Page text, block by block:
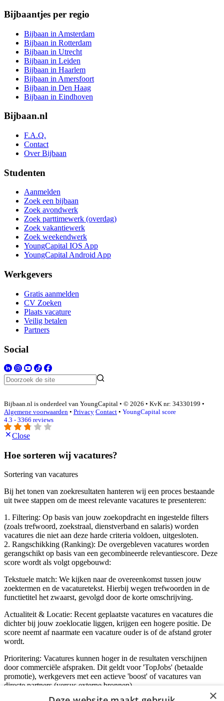
Bijbaantjes per regio
Bijbaan in Amsterdam
Bijbaan in Rotterdam
Bijbaan in Utrecht
Bijbaan in Leiden
Bijbaan in Haarlem
Bijbaan in Amersfoort
Bijbaan in Den Haag
Bijbaan in Eindhoven
Bijbaan.nl
F.A.Q.
Contact
Over Bijbaan
Studenten
Aanmelden
Zoek een bijbaan
Zoek avondwerk
Zoek parttimewerk (overdag)
Zoek vakantiewerk
Zoek weekendwerk
YoungCapital IOS App
YoungCapital Android App
Werkgevers
Gratis aanmelden
CV Zoeken
Plaats vacature
Veilig betalen
Partners
Social
Bijbaan.nl is onderdeel van YoungCapital • © 2026 • KvK nr: 34330199 •
Algemene voorwaarden • Privacy Contact • YoungCapital score
4.3 - 3366 reviews
Close
Hoe sorteren wij vacatures?
Sortering van vacatures
Bij het tonen van zoekresultaten hanteren wij een proces bestaande
uit twee stappen om de meest relevante vacatures te presenteren:
1. Filtering: Op basis van jouw zoekopdracht en ingestelde filters
(zoals trefwoord, zoekstraal, dienstverband en salaris) worden
vacatures die niet aan deze harde criteria voldoen, uitgesloten.
2. Rangschikking (Ranking): De overgebleven vacatures worden
gerangschikt op basis van een gecombineerde relevantiescore. Deze
score wordt als volgt opgebouwd:
Tekstuele match: We kijken naar de overeenkomst tussen jouw
zoektermen en de vacaturetekst. Hierbij wegen trefwoorden in de
functietitel het zwaarst, gevolgd door de korte omschrijving.
Actualiteit & Locatie: Recent geplaatste vacatures en vacatures die
dichter bij jouw zoeklocatie liggen, krijgen een hogere positie. De
score neemt af naarmate een vacature ouder is of de afstand groter
wordt.
Prioritering: Vacatures kunnen hoger in de resultaten verschijnen
door commerciële afspraken. Dit geldt voor 'TopJobs' (betaalde
promotie), werkgevers met een actieve 'boost' of vacatures van
directe partners (versus externe bronnen).
×